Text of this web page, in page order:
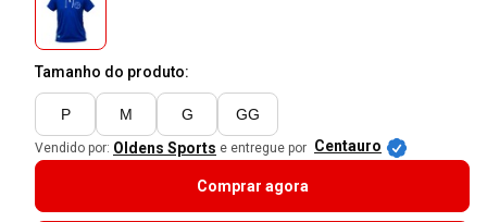
Tamanho do produto:
P M G GG
Vendido por: Oldens Sports e entregue por Centauro
Comprar agora